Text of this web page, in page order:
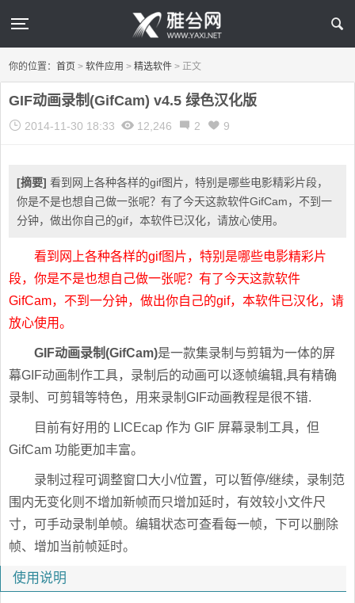
你的位置：首页 > 软件应用 > 精选软件 > 正文
GIF动画录制(GifCam) v4.5 绿色汉化版
2014-11-30 18:33 12,246 2 9
[摘要] 看到网上各种各样的gif图片，特别是哪些电影精彩片段，
你是不是也想自己做一张呢？有了今天这款软件GifCam，不到一
分钟，做出你自己的gif，本软件已汉化，请放心使用。
看到网上各种各样的gif图片，特别是哪些电影精彩片
段，你是不是也想自己做一张呢？有了今天这款软件
GifCam，不到一分钟，做出你自己的gif，本软件已汉化，请
放心使用。
GIF动画录制(GifCam)是一款集录制与剪辑为一体的屏
幕GIF动画制作工具，录制后的动画可以逐帧编辑,具有精确
录制、可剪辑等特色，用来录制GIF动画教程是很不错.
目前有好用的 LICEcap 作为 GIF 屏幕录制工具，但
GifCam 功能更加丰富。
录制过程可调整窗口大小/位置，可以暂停/继续，录制范
围内无变化则不增加新帧而只增加延时，有效较小文件尺
寸，可手动录制单帧。编辑状态可查看每一帧，下可以删除
帧、增加当前帧延时。
使用说明